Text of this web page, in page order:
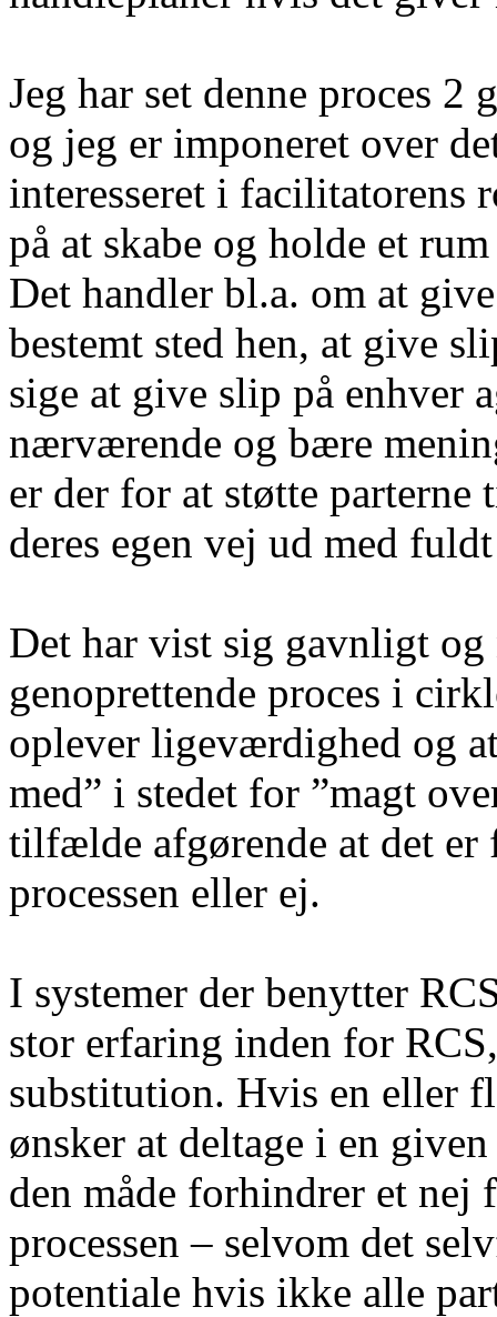
Jeg har set denne proces
og jeg er imponeret over
interesseret i facilitatorens
på at skabe og holde et
Det handler bl.a. om at
bestemt sted hen, at give
sige at give slip på enhver
nærværende og bære
er der for at støtte
deres egen vej ud med
Det har vist sig gavnligt
genoprettende proces i
oplever ligeværdighed og
med” i stedet for ”magt
tilfælde afgørende at det
processen eller ej.
I systemer der benytter
stor erfaring inden for
substitution. Hvis en eller
ønsker at deltage i en
den måde forhindrer et nej
processen – selvom det
potentiale hvis ikke alle